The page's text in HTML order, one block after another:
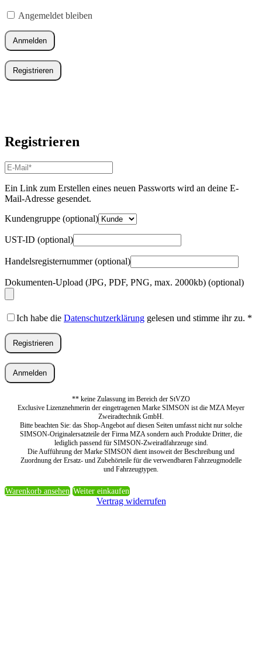
Angemeldet bleiben
Anmelden
Registrieren
Registrieren
E-
Mail-
Adresse*
Erforderlich
Ein Link zum Erstellen eines neuen Passworts wird an deine E-
Mail-Adresse gesendet.
Kundengruppe (optional)
UST-ID (optional)
Handelsregisternummer(optional)
Dokumenten-Upload (JPG, PDF, PNG, max. 2000kb) (optional)
Ich habe die Datenschutzerklärung gelesen und stimme ihr zu. *
Registrieren
Anmelden
** keine Zulassung im Bereich der StVZO
Exclusive Lizenznehmerin der eingetragenen Marke SIMSON ist die MZA Meyer
Zweiradtechnik GmbH.
Bitte beachten Sie: das Shop-Angebot auf diesen Seiten umfasst nicht nur solche
SIMSON-Originalersatzteile der Firma MZA sondern auch Produkte Dritter, die
lediglich passend für SIMSON-Zweiradfahrzeuge sind.
Die Aufführung der Marke SIMSON dient insoweit der Beschreibung und
Zuordnung der Ersatz- und Zubehörteile für die verwendbaren Fahrzeugmodelle
und Fahrzeugtypen.
Warenkorb ansehen Weiter einkaufen
Vertrag widerrufen